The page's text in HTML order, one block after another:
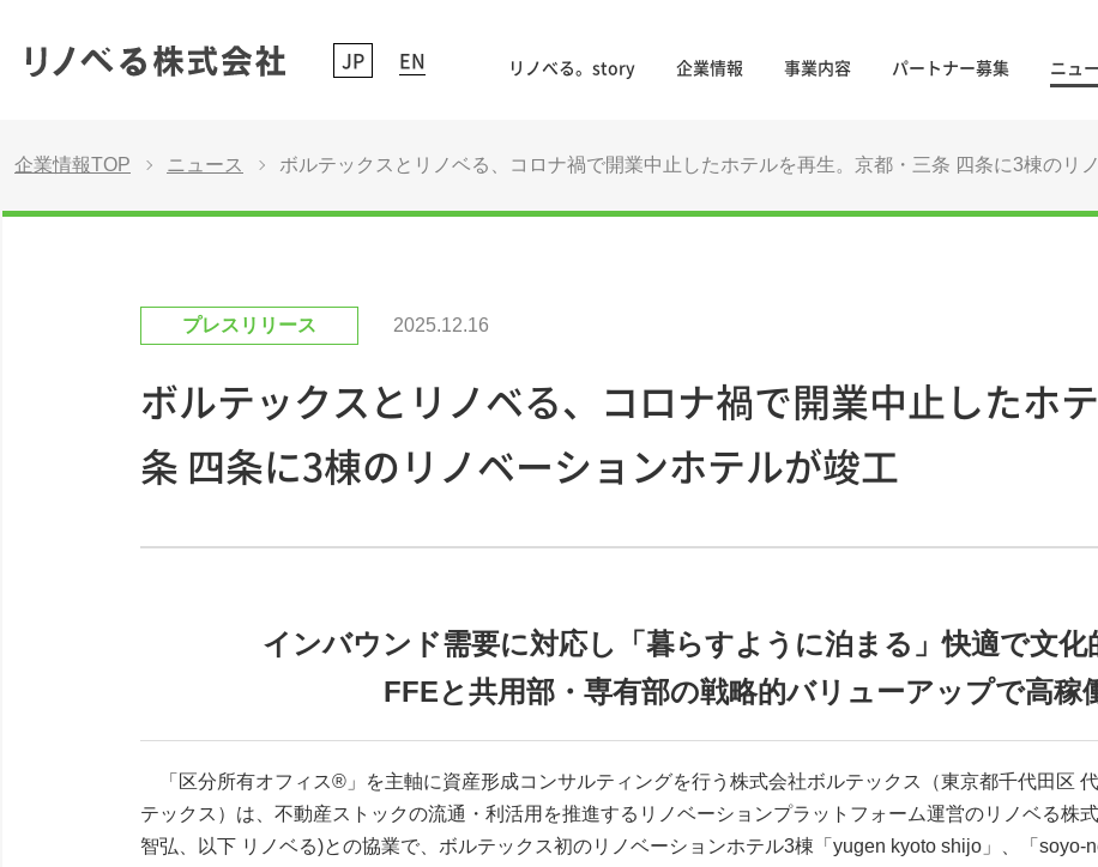
JP EN リノべる。story 企業情報 事業内容 パートナー募集 ニュ
企業情報TOP ニュース ボルテックスとリノベる、コロナ禍で開業中止したホテルを再生。京都・三条 四条に3棟のリ
プレスリリース 2025.12.16
ボルテックスとリノベる、コロナ禍で開業中止したホ
条 四条に3棟のリノベーションホテルが竣工
インバウンド需要に対応し「暮らすように泊まる」快適で文化
FFEと共用部・専有部の戦略的バリューアップで高稼
「区分所有オフィス®」を主軸に資産形成コンサルティングを行う株式会社ボルテックス（東京都千代田区
テックス）は、不動産ストックの流通・利活用を推進するリノベーションプラットフォーム運営のリノベる株
智弘、以下 リノベる)との協業で、ボルテックス初のリノベーションホテル3棟「yugen kyoto shijo」、「soyo-